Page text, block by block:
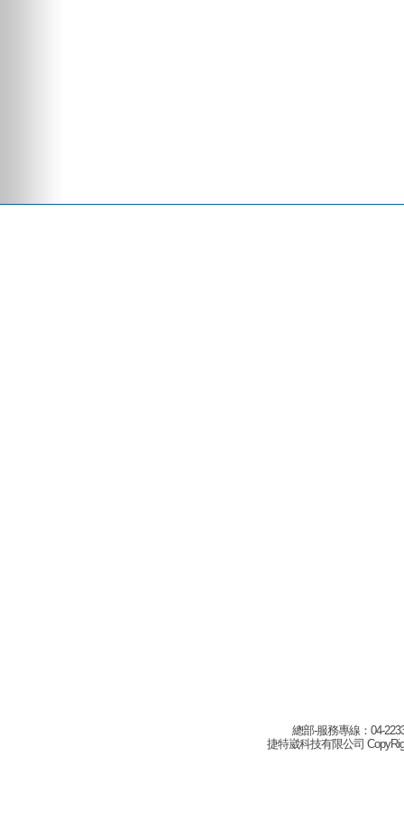
總部-服務專線：04-
捷特崴科技有限公司